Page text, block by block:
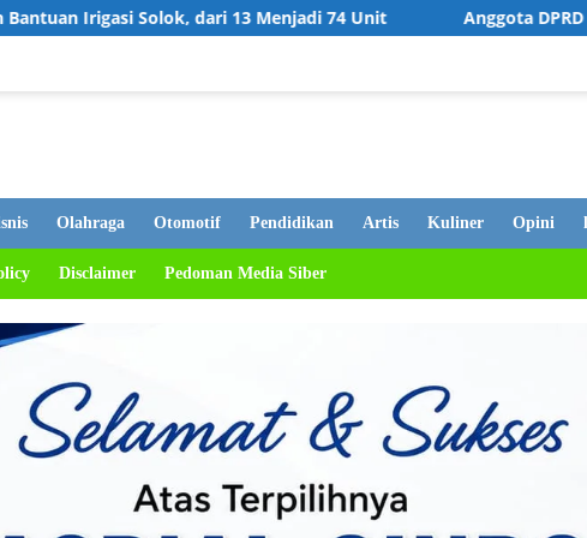
13 Menjadi 74 Unit Anggota DPRD Bukittinggi Hj. Elfianis
Olahraga Otomotif Pendidikan Artis Kuliner Opini
Disclaimer Pedoman Media Siber